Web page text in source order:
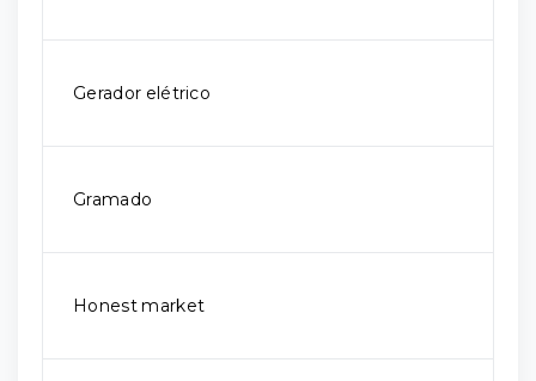
Gerador elétrico
Gramado
Honest market